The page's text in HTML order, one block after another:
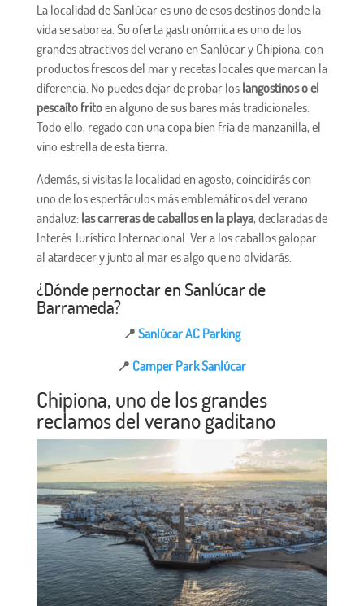
La localidad de Sanlúcar es uno de esos destinos donde la
vida se saborea. Su oferta gastronómica es uno de los
grandes atractivos del verano en Sanlúcar y Chipiona, con
productos frescos del mar y recetas locales que marcan la
diferencia. No puedes dejar de probar los langostinos o el
pescaíto fritoen alguno de sus bares más tradicionales.
Todo ello, regado con una copa bien fría de manzanilla, el
vino estrella de esta tierra.
Además, si visitas la localidad en agosto, coincidirás con
uno de los espectáculos más emblemáticos del verano
andaluz: las carreras de caballos en la playa, declaradas de
Interés Turístico Internacional. Ver a los caballos galopar
al atardecer y junto al mar es algo que no olvidarás.
¿Dónde pernoctar en Sanlúcar de
Barrameda?
📍Sanlúcar AC Parking
📍 Camper Park Sanlúcar
Chipiona, uno de los grandes
reclamos del verano gaditano